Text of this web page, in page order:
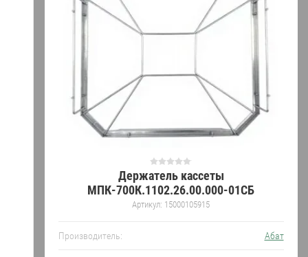
Держатель кассеты
МПК-700К.1102.26.00.000-01СБ
Артикул: 15000105915
Производитель: Абат